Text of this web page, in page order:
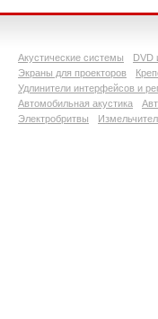
Акустические системы
DVD
Экраны для проекторов
Удлинители интерфейсов и
Автомобильная акустика
Электробритвы